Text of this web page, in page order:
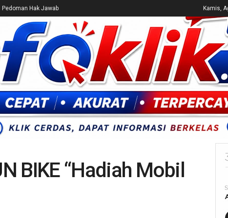
Pedoman Hak Jawab Kamis,
FAKTA ENTERTAINMENT BREAKING NEWS UMUM
BIKE “Hadiah Mobil